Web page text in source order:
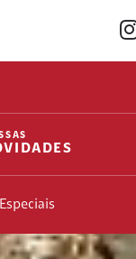
Especiais